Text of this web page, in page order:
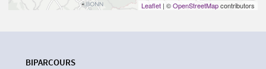
Leaflet | ©OpenStreetMapcontributors
BIPARCOURS